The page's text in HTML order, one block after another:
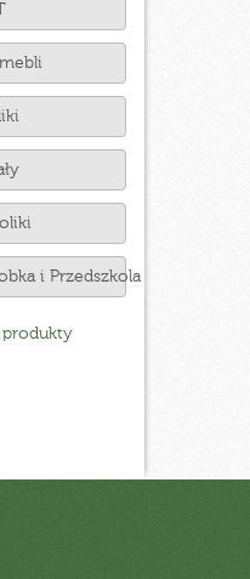
i Przedszkola
produkty